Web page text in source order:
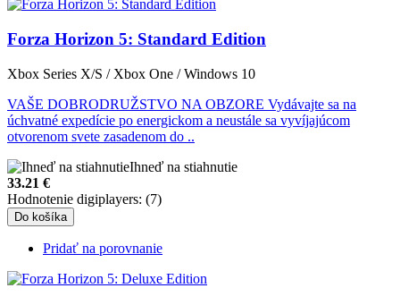
Forza Horizon 5: Standard Edition
Xbox Series X/S / Xbox One / Windows 10
VAŠE DOBRODRUŽSTVO NA OBZORE Vydávajte sa na
úchvatné expedície po energickom a neustále sa vyvíjajúcom
otvorenom svete zasadenom do ..
Ihneď na stiahnutie
33.21 €
Hodnotenie digiplayers: (7)
Do košíka
Pridať na porovnanie